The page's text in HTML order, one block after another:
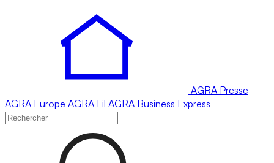
AGRA Presse
AGRA Europe AGRA Fil AGRA Business Express